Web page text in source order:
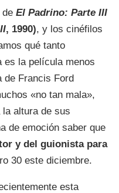
de El Padrino: Parte III
, 1990), y los cinéfilos
qué tanto
es la película menos
de Francis Ford
«no tan mala»,
altura de sus
de emoción saber que
y del guionista para
30 este diciembre.
esta